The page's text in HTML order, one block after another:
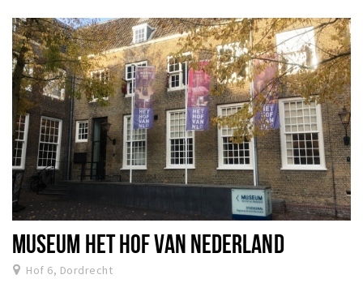
MUSEUM HET HOF VAN NEDERLAND
Hof 6, Dordrecht